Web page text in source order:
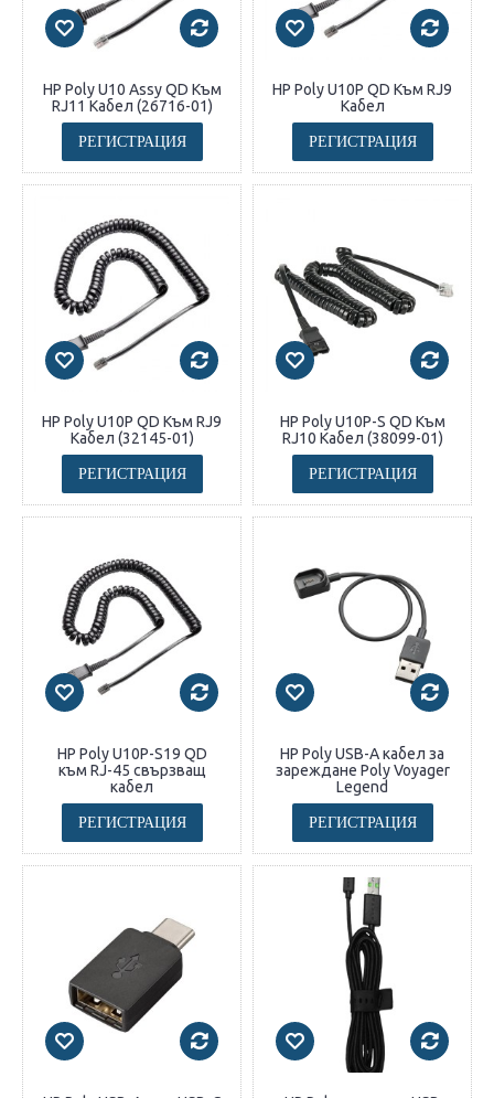
HP Poly U10 Assy QD Към
RJ11 Кабел (26716-01)
РЕГИСТРАЦИЯ
HP Poly U10P QD Към RJ9
Кабел
РЕГИСТРАЦИЯ
HP Poly U10P QD Към RJ9
Кабел (32145-01)
РЕГИСТРАЦИЯ
HP Poly U10P-S QD Към
RJ10 Кабел (38099-01)
РЕГИСТРАЦИЯ
HP Poly U10P-S19 QD
към RJ-45 свързващ
кабел
РЕГИСТРАЦИЯ
HP Poly USB-A кабел за
зареждане Poly Voyager
Legend
РЕГИСТРАЦИЯ